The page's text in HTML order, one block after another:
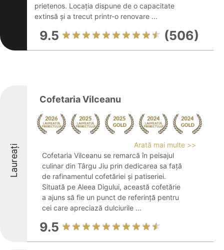
prietenos. Locația dispune de o capacitate
extinsă și a trecut printr-o renovare ...
9.5 (506)
Laureați
Cofetaria Vilceanu
Arată mai multe >>
Cofetaria Vilceanu se remarcă în peisajul
culinar din Târgu Jiu prin dedicarea sa față
de rafinamentul cofetăriei și patiseriei.
Situată pe Aleea Digului, această cofetărie
a ajuns să fie un punct de referință pentru
cei care apreciază dulciurile ...
9.5